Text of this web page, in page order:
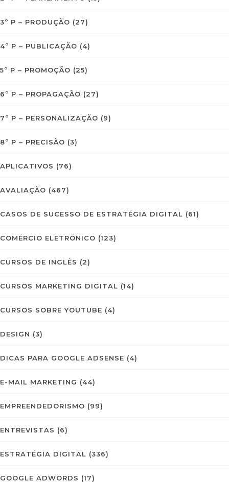
3º P – PRODUÇÃO (27)
4º P – PUBLICAÇÃO (4)
5º P – PROMOÇÃO (25)
6º P – PROPAGAÇÃO (27)
7º P – PERSONALIZAÇÃO (9)
8º P – PRECISÃO (3)
APLICATIVOS (76)
AVALIAÇÃO (467)
CASOS DE SUCESSO DE ESTRATÉGIA DIGITAL (61)
COMÉRCIO ELETRÓNICO (123)
CURSOS DE INGLÊS (2)
CURSOS MARKETING DIGITAL (14)
CURSOS SOBRE YOUTUBE (4)
DESIGN (3)
DICAS PARA GOOGLE ADSENSE (4)
E-MAIL MARKETING (44)
EMPREENDEDORISMO (99)
ENTREVISTAS (6)
ESTRATÉGIA DIGITAL (336)
GOOGLE ADWORDS (17)